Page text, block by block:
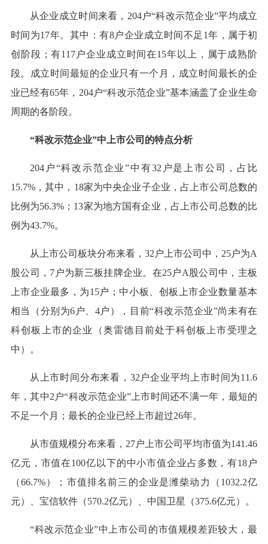
从企业成立时间来看，204户“科改示范企业”平均成立
时间为17年。其中：有8户企业成立时间不足1年，属于初
创阶段；有117户企业成立时间在15年以上，属于成熟阶
段。成立时间最短的企业只有一个月，成立时间最长的企
业已经有65年，204户“科改示范企业”基本涵盖了企业生命
周期的各阶段。
“科改示范企业”中上市公司的特点分析
204户“科改示范企业”中有32户是上市公司，占比
15.7%，其中，18家为中央企业子企业，占上市公司总数的
比例为56.3%；13家为地方国有企业，占上市公司总数的比
例为43.7%。
从上市公司板块分布来看，32户上市公司中，25户为A
股公司，7户为新三板挂牌企业。在25户A股公司中，主板
上市企业最多，为15户；中小板、创板上市企业数量基本
相当（分别为6户、4户），目前“科改示范企业”尚未有在
科创板上市的企业（奥雷德目前处于科创板上市受理之
中）。
从上市时间分布来看，32户企业平均上市时间为11.6
年，其中2户“科改示范企业”上市时间还不满一年，最短的
不足一个月；最长的企业已经上市超过26年。
从市值规模分布来看，27户上市公司平均市值为141.46
亿元，市值在100亿以下的中小市值企业占多数，有18户
（66.7%）；市值排名前三的企业是潍柴动力（1032.2亿
元）、宝信软件（570.2亿元）、中国卫星（375.6亿元）。
“科改示范企业”中上市公司的市值规模差距较大，最